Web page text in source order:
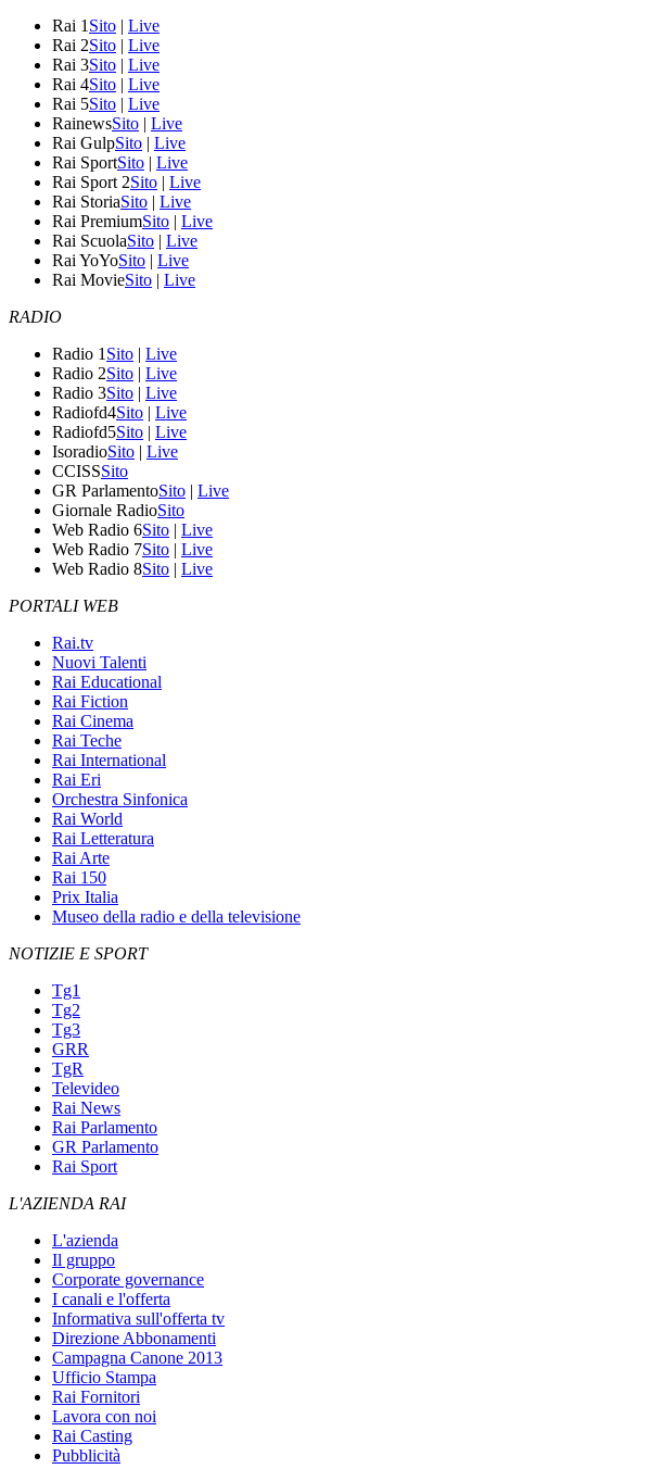
Rai 1 Sito | Live
Rai 2Sito | Live
Rai 3Sito | Live
Rai 4Sito | Live
Rai 5Sito | Live
RainewsSito | Live
Rai GulpSito | Live
Rai SportSito | Live
Rai Sport 2Sito | Live
Rai StoriaSito | Live
Rai PremiumSito | Live
Rai ScuolaSito | Live
Rai YoYoSito | Live
Rai MovieSito | Live
RADIO
Radio 1 Sito | Live
Radio 2Sito | Live
Radio 3Sito | Live
Radiofd4Sito | Live
Radiofd5Sito | Live
IsoradioSito | Live
CCISSSito
GR ParlamentoSito | Live
Giornale RadioSito
Web Radio 6Sito | Live
Web Radio 7Sito | Live
Web Radio 8Sito | Live
PORTALI WEB
Rai.tv
Nuovi Talenti
Rai Educational
Rai Fiction
Rai Cinema
Rai Teche
Rai International
Rai Eri
Orchestra Sinfonica
Rai World
Rai Letteratura
Rai Arte
Rai 150
Prix Italia
Museo della radio e della televisione
NOTIZIE E SPORT
Tg1
Tg2
Tg3
GRR
TgR
Televideo
Rai News
Rai Parlamento
GR Parlamento
Rai Sport
L'AZIENDA RAI
L'azienda
Il gruppo
Corporate governance
I canali e l'offerta
Informativa sull'offerta tv
Direzione Abbonamenti
Campagna Canone 2013
Ufficio Stampa
Rai Fornitori
Lavora con noi
Rai Casting
Pubblicità